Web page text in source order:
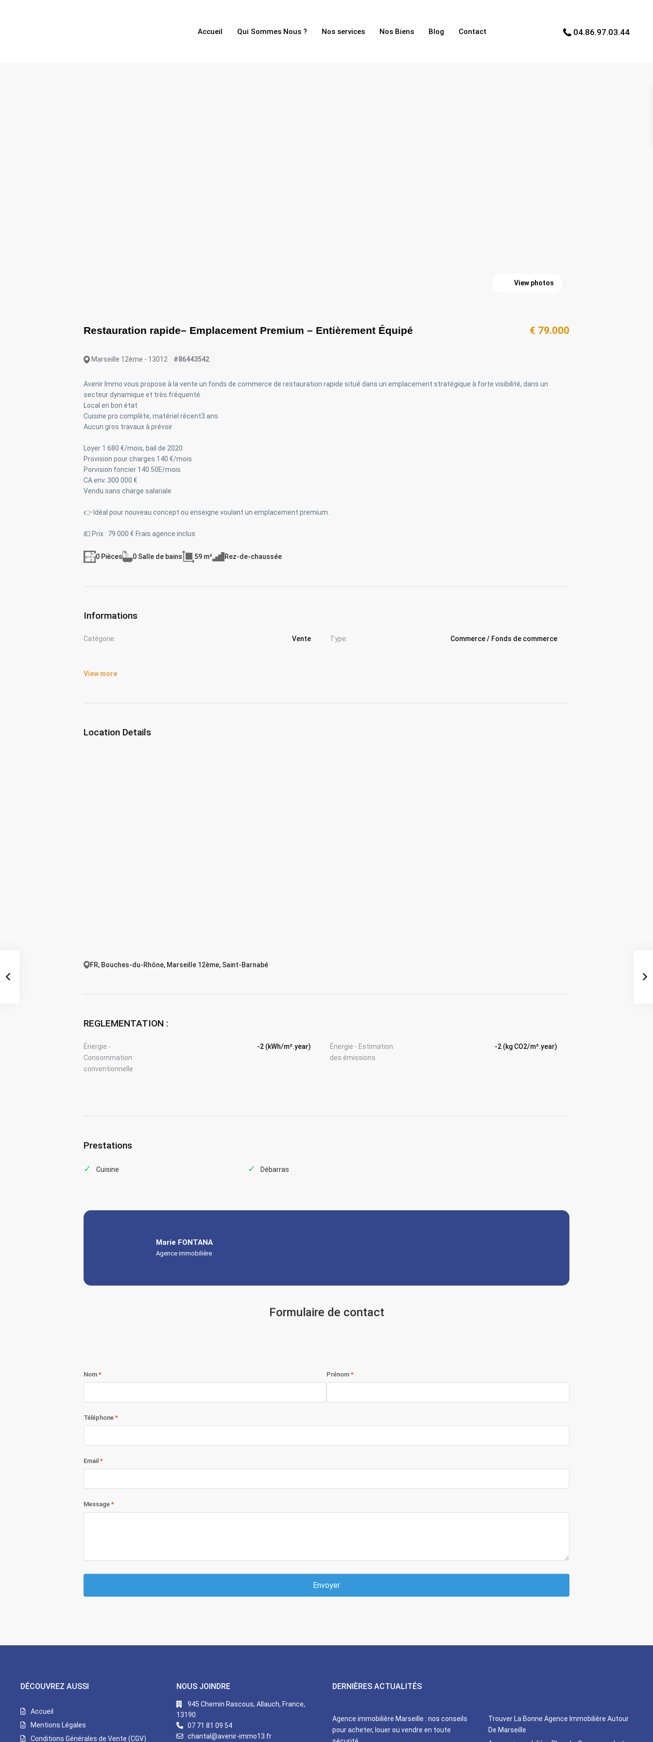
Accueil Qui Sommes Nous ? Nos services Nos Biens Blog Contact 04.86.97.03.44
View photos
Restauration rapide– Emplacement Premium – Entièrement Équipé € 79.000
Marseille 12ème - 13012 #86443542
Avenir Immo vous propose à la vente un fonds de commerce de restauration rapide situé dans un emplacement stratégique à forte visibilité, dans un
secteur dynamique et très fréquenté.
Local en bon état
Cuisine pro complète, matériel récent3 ans
Aucun gros travaux à prévoir
Loyer 1 680 €/mois, bail de 2020
Provision pour charges 140 €/mois
Porvision foncier 140.50E/mois
CA env. 300 000 €
Vendu sans charge salariale
👉 Idéal pour nouveau concept ou enseigne voulant un emplacement premium.
💶 Prix : 79 000 € Frais agence inclus
0 Pièces 0 Salle de bains 59 m² Rez-de-chaussée
Informations
Catégorie: Vente Type: Commerce / Fonds de commerce
View more
Location Details
FR, Bouches-du-Rhône, Marseille 12ème, Saint-Barnabé
REGLEMENTATION :
Énergie -
Consommation
conventionnelle
-2 (kWh/m².year)
Énergie - Estimation
des émissions
-2 (kg CO2/m².year)
Prestations
Cuisine Débarras
Marie FONTANA
Agence immobilière
Formulaire de contact
Nom Prénom
Téléphone
Email
Message
Envoyer
DÉCOUVREZ AUSSI
Accueil
Mentions Légales
Conditions Générales de Vente (CGV)
NOUS JOINDRE
945 Chemin Rascous, Allauch, France,
13190
07 71 81 09 54
chantal@avenir-immo13.fr
DERNIÈRES ACTUALITÉS
Agence immobilière Marseille : nos conseils
pour acheter, louer ou vendre en toute
Trouver La Bonne Agence Immobilière Autour
De Marseille